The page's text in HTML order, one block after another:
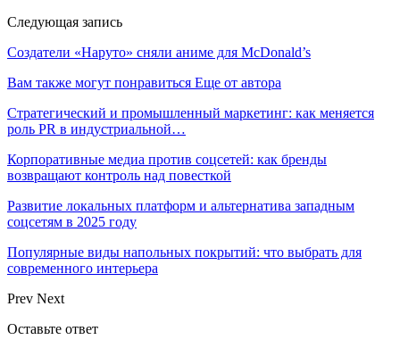
Следующая запись
Создатели «Наруто» сняли аниме для McDonald’s
Вам также могут понравиться Еще от автора
Стратегический и промышленный маркетинг: как меняется
роль PR в индустриальной…
Корпоративные медиа против соцсетей: как бренды
возвращают контроль над повесткой
Развитие локальных платформ и альтернатива западным
соцсетям в 2025 году
Популярные виды напольных покрытий: что выбрать для
современного интерьера
Prev Next
Оставьте ответ